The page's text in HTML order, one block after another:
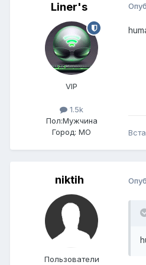
Liner's
VIP
1.5k
Пол:Мужчина
Город: МО
niktih
Пользователи